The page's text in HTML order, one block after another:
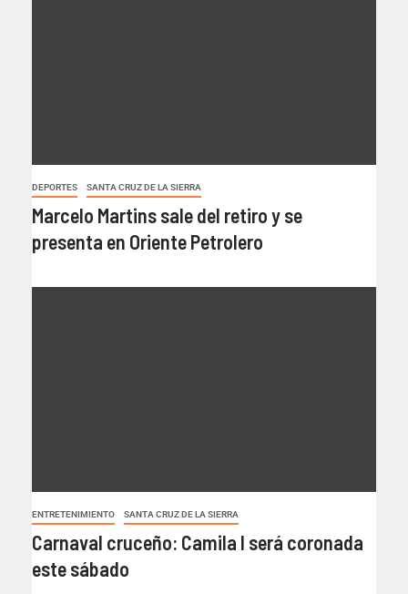
DEPORTES SANTA CRUZ DE LA SIERRA
Marcelo Martins sale del retiro y se
presenta en Oriente Petrolero
ENTRETENIMIENTO SANTA CRUZ DE LA SIERRA
Carnaval cruceño: Camila I será coronada
este sábado